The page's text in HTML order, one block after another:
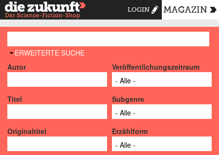
LOGIN MAGAZIN
AUSBLENDEN
ERWEITERTE SUCHE
Autor
Veröffentlichungszeitraum
Titel Subgenre
Originaltitel Erzählform